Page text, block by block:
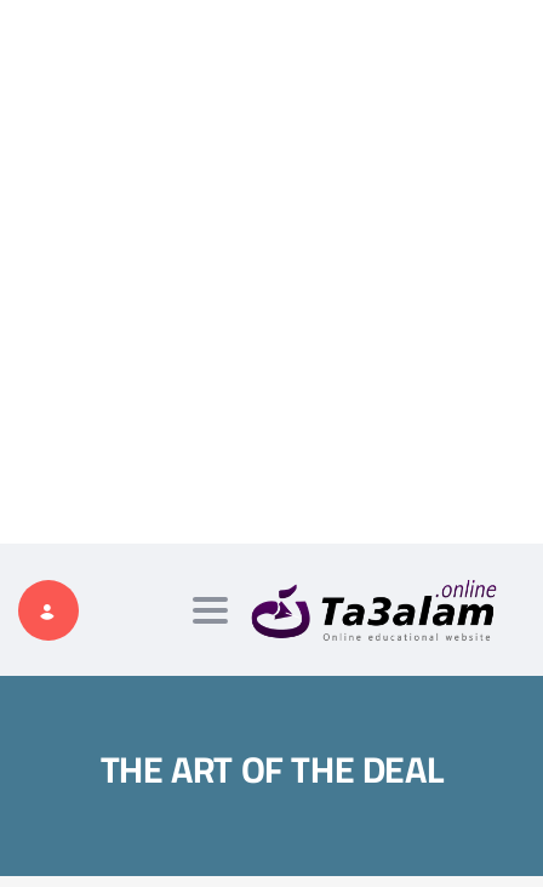
Toggle navigation
THE ART OF THE DEAL